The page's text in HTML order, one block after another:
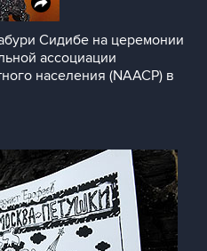
Сидибе на церемонии
ассоциации
населения (NAACP) в